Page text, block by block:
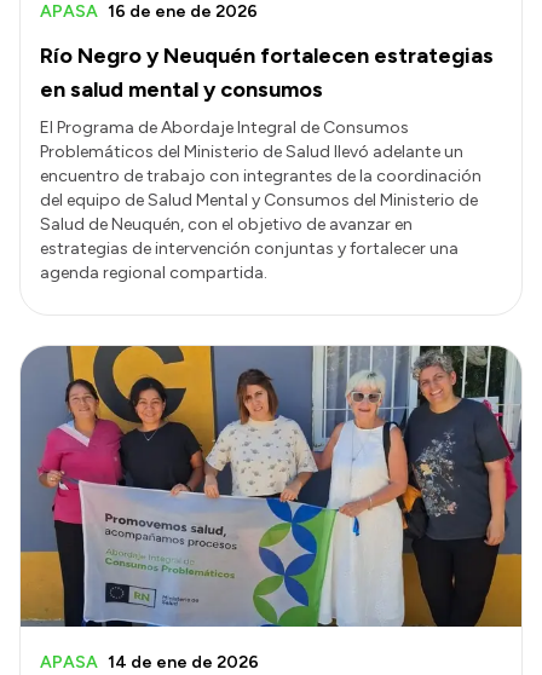
Río Negro y Neuquén fortalecen estrategias
en salud mental y consumos
APASA 16 de ene de 2026
El Programa de Abordaje Integral de Consumos
Problemáticos del Ministerio de Salud llevó adelante un
encuentro de trabajo con integrantes de la coordinación
del equipo de Salud Mental y Consumos del Ministerio de
Salud de Neuquén, con el objetivo de avanzar en
estrategias de intervención conjuntas y fortalecer una
agenda regional compartida.
APASA 14 de ene de 2026